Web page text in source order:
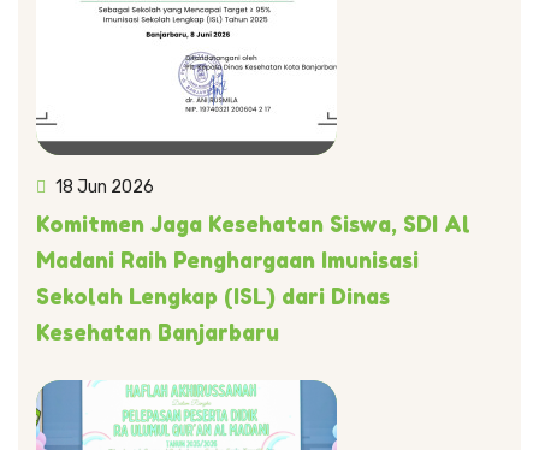
18 Jun 2026
Komitmen Jaga Kesehatan Siswa, SDI Al
Madani Raih Penghargaan Imunisasi
Sekolah Lengkap (ISL) dari Dinas
Kesehatan Banjarbaru